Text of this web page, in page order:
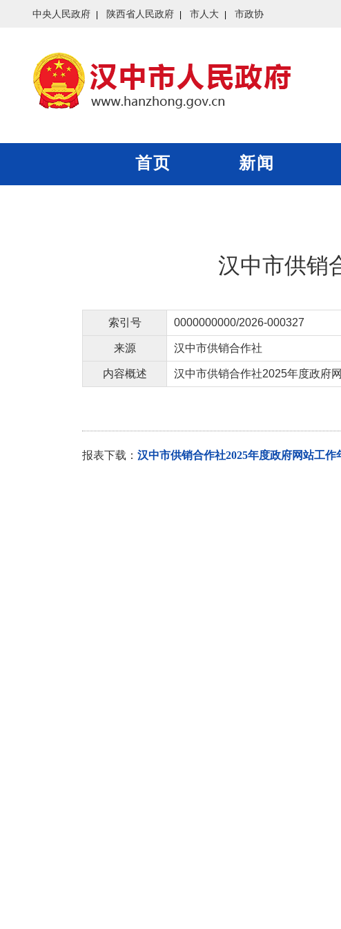
中央人民政府 陕西省人民政府 市人大 市政协
首页 新闻
汉中市供销
索引号 0000000000/2026-000327
来源 汉中市供销合作社
内容概述 汉中市供销合作社2025年度政府
报表下载： 汉中市供销合作社2025年度政府网站工作